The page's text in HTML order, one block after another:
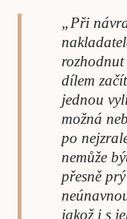
„Při
dílem
jednou
možná
po
nemůže
přesně
jakož i s